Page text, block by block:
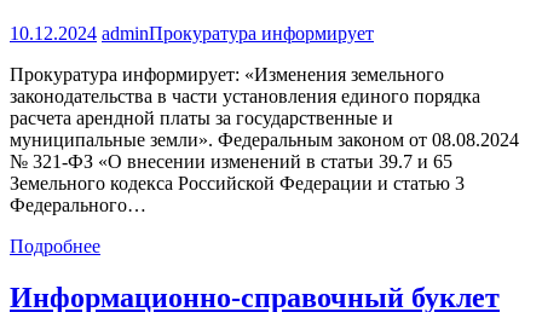
10.12.2024 adminПрокуратура информирует
Прокуратура информирует: «Изменения земельного
законодательства в части установления единого порядка
расчета арендной платы за государственные и
муниципальные земли». Федеральным законом от 08.08.2024
№ 321-ФЗ «О внесении изменений в статьи 39.7 и 65
Земельного кодекса Российской Федерации и статью 3
Федерального…
Подробнее
Информационно-справочный буклет